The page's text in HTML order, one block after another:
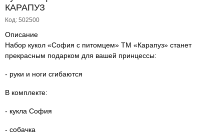
КАРАПУЗ
Код: 502500
Описание
Набор кукол «София с питомцем» ТМ «Карапуз» станет
прекрасным подарком для вашей принцессы:
- руки и ноги сгибаются
В комплекте:
- кукла София
- собачка